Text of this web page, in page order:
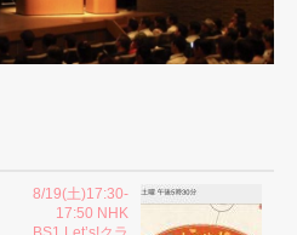
8/19(土)17:30-
17:50 NHK